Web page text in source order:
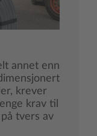
annet enn
krever
krav til
tvers av